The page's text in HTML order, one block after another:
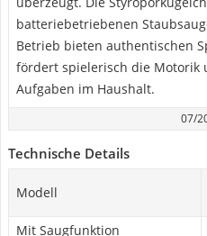
batteriebetriebenen
Betrieb bieten authentischen
fördert spielerisch die Motorik
Aufgaben im Haushalt.
07/
Technische Details
Modell
Mit Saugfunktion